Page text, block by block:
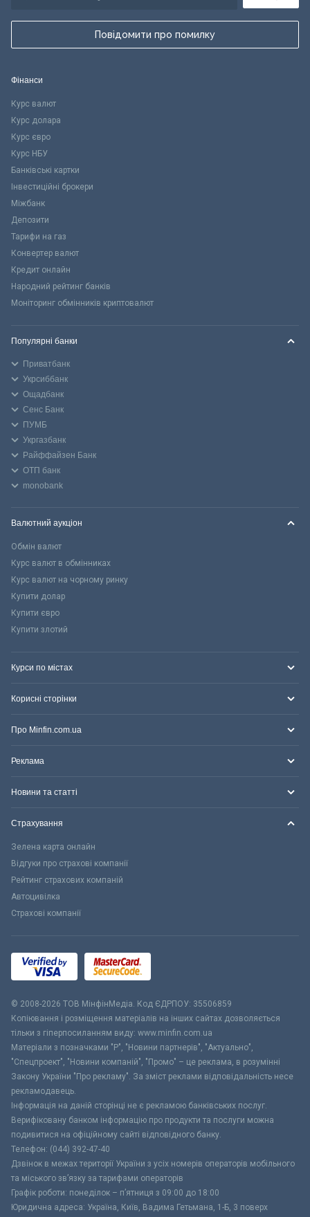
Повідомити про помилку
Фінанси
Курс валют
Курс долара
Курс євро
Курс НБУ
Банківські картки
Інвестиційні брокери
Міжбанк
Депозити
Тарифи на газ
Конвертер валют
Кредит онлайн
Народний рейтинг банків
Моніторинг обмінників криптовалют
Популярні банки
Приватбанк
Укрсиббанк
Ощадбанк
Сенс Банк
ПУМБ
Укргазбанк
Райффайзен Банк
ОТП банк
monobank
Валютний аукціон
Обмін валют
Курс валют в обмінниках
Курс валют на чорному ринку
Купити долар
Купити євро
Купити злотий
Курси по містах
Корисні сторінки
Про Minfin.com.ua
Реклама
Новини та статті
Страхування
Зелена карта онлайн
Відгуки про страхові компанії
Рейтинг страхових компаній
Автоцивілка
Страхові компанії
© 2008-2026 ТОВ МiнфiнМедiа. Код ЄДРПОУ: 35506859
Копіювання і розміщення матеріалів на інших сайтах дозволяється
тільки з гіперпосиланням виду: www.minfin.com.ua
Матеріали з позначками "Р", "Новини партнерів", "Актуально",
"Спецпроект", "Новини компаній", "Промо" – це реклама, в розумінні
Закону України "Про рекламу". За зміст реклами відповідальність несе
рекламодавець.
Інформація на даній сторінці не є рекламою банківських послуг.
Верифіковану банком інформацію про продукти та послуги можна
подивитися на офіційному сайті відповідного банку.
Телефон: (044) 392-47-40
Дзвінок в межах території України з усіх номерів операторів мобільного
та міського зв’язку за тарифами операторів
Графік роботи: понеділок – п’ятниця з 09:00 до 18:00
Юридична адреса: Україна, Київ, Вадима Гетьмана, 1-Б, 3 поверх